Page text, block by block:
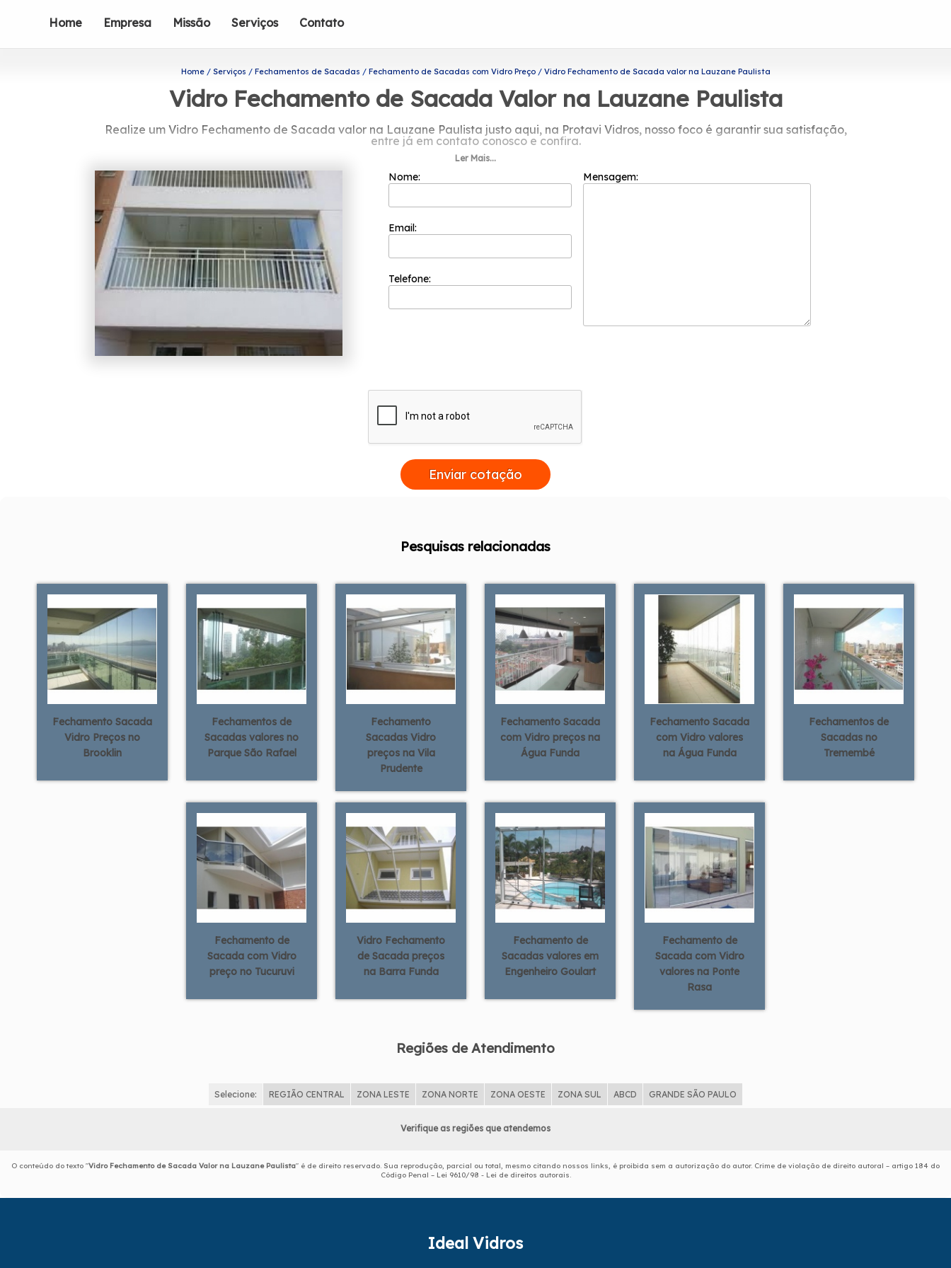
Home Empresa Missão Serviços Contato
Home Serviços Fechamentos de Sacadas Fechamento de Sacadas com Vidro Preço Vidro Fechamento de Sacada valor na Lauzane Paulista
Vidro Fechamento de Sacada Valor na Lauzane Paulista
Realize um Vidro Fechamento de Sacada valor na Lauzane Paulista justo aqui, na Protavi Vidros, nosso foco é garantir sua satisfação,
entre já em contato conosco e confira.
Procurando por Vidro Fechamento de Sacada valor na Lauzane Paulista? Atuando no segmento de engenharia de vidros, a Protavi
Vidros pode ser sua alternativa mais viável, já que oferece produtos e serviços como o de coberturas com vidro, envidraçamento de
sacadas, portas de vidro e box para banheiros. Não deixe de entrar em contato para obter mais informações sobre cada opção
Ler Mais...
Nome:
Email:
Telefone:
Mensagem:
Enviar cotação
Pesquisas relacionadas
Fechamento Sacada
Vidro Preços no
Brooklin
Fechamentos de
Sacadas valores no
Parque São Rafael
Fechamento
Sacadas Vidro
preços na Vila
Prudente
Fechamento Sacada
com Vidro preços na
Água Funda
Fechamento Sacada
com Vidro valores
na Água Funda
Fechamentos de
Sacadas no
Tremembé
Fechamento de
Sacada com Vidro
preço no Tucuruvi
Vidro Fechamento
de Sacada preços
na Barra Funda
Fechamento de
Sacadas valores em
Engenheiro Goulart
Fechamento de
Sacada com Vidro
valores na Ponte
Rasa
Regiões de Atendimento
Selecione: REGIÃO CENTRAL ZONA LESTE ZONA NORTE ZONA OESTE ZONA SUL ABCD GRANDE SÃO PAULO
Verifique as regiões que atendemos
O conteúdo do texto "Vidro Fechamento de Sacada Valor na Lauzane Paulista" é de direito reservado. Sua reprodução, parcial ou total, mesmo citando nossos links, é proibida sem a autorização do autor. Crime de violação de direito autoral – artigo 184 do
Código Penal – Lei 9610/98 - Lei de direitos autorais.
Ideal Vidros